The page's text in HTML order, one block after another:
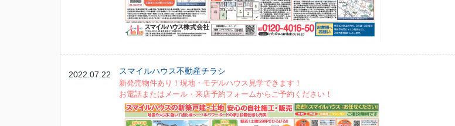
2022.07.22 スマイルハウス不動産チラシ
新発売物件あり！現地・モデルハウス見学できます！
お電話またはメール・来店予約フォームからご予約ください！